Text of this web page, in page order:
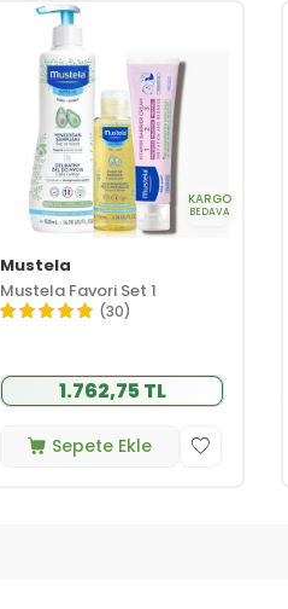
KARGO
BEDAVA
Mustela
Mustela Favori Set 1
(30)
1.762,75 TL
Sepete Ekle